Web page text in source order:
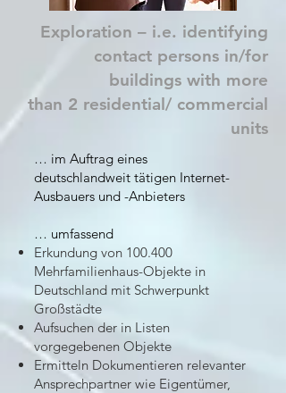
Exploration – i.e. identifying
contact persons in/for
buildings with more
than 2 residential/ commercial
units
… im Auftrag eines
deutschlandweit tätigen Internet-
Ausbauers und -Anbieters
… umfassend
Erkundung von 100.400
Mehrfamilienhaus-Objekte in
Deutschland mit Schwerpunkt
Großstädte
Aufsuchen der in Listen
vorgegebenen Objekte
Ermitteln Dokumentieren relevanter
Ansprechpartner wie Eigentümer,